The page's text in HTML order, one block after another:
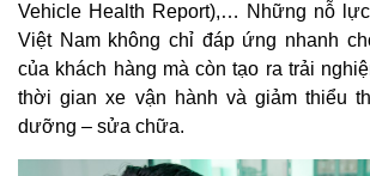
Vehicle Health Report),… Những nỗ
Việt Nam không chỉ đáp ứng nhanh
của khách hàng mà còn tạo ra trải
thời gian xe vận hành và giảm thiểu
dưỡng – sửa chữa.